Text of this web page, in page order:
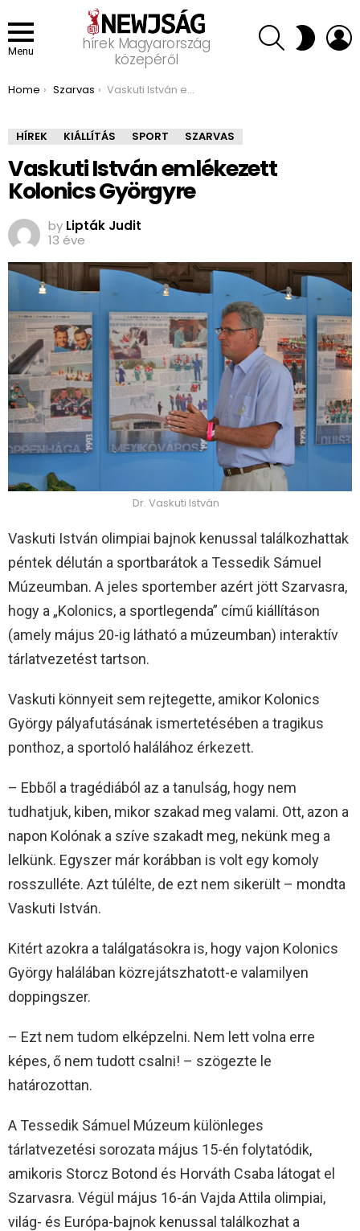
Menu
hírek Magyarország
közepéről
SEARCH SWITCH
SKIN
You are here:
Home Szarvas Vaskuti István emlékezett Kolonics Györgyre
HÍREK KIÁLLÍTÁS SPORT SZARVAS
Vaskuti István emlékezett
Kolonics Györgyre
by Lipták Judit
13 éve
Dr. Vaskuti István
Vaskuti István olimpiai bajnok kenussal találkozhattak
péntek délután a sportbarátok a Tessedik Sámuel
Múzeumban. A jeles sportember azért jött Szarvasra,
hogy a „Kolonics, a sportlegenda” című kiállításon
(amely május 20-ig látható a múzeumban) interaktív
tárlatvezetést tartson.
Vaskuti könnyeit sem rejtegette, amikor Kolonics
György pályafutásának ismertetésében a tragikus
ponthoz, a sportoló halálához érkezett.
– Ebből a tragédiából az a tanulság, hogy nem
tudhatjuk, kiben, mikor szakad meg valami. Ott, azon a
napon Kolónak a szíve szakadt meg, nekünk meg a
lelkünk. Egyszer már korábban is volt egy komoly
rosszulléte. Azt túlélte, de ezt nem sikerült – mondta
Vaskuti István.
Kitért azokra a találgatásokra is, hogy vajon Kolonics
György halálában közrejátszhatott-e valamilyen
doppingszer.
– Ezt nem tudom elképzelni. Nem lett volna erre
képes, ő nem tudott csalni! – szögezte le
határozottan.
A Tessedik Sámuel Múzeum különleges
tárlatvezetési sorozata május 15-én folytatódik,
amikoris Storcz Botond és Horváth Csaba látogat el
Szarvasra. Végül május 16-án Vajda Attila olimpiai,
világ- és Európa-bajnok kenussal találkozhat a